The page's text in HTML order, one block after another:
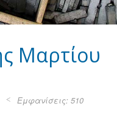
Μαρτίου
Εμφανίσεις: 510